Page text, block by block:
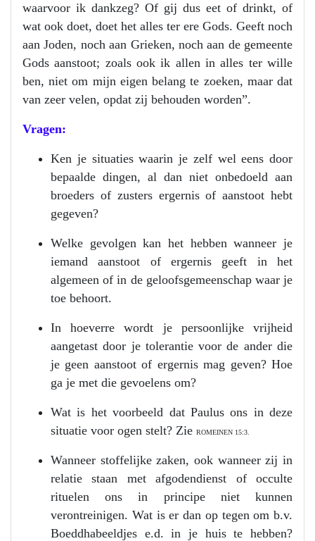
waarvoor ik dankzeg? Of gij dus eet of drinkt, of
wat ook doet, doet het alles ter ere Gods. Geeft noch
aan Joden, noch aan Grieken, noch aan de gemeente
Gods aanstoot; zoals ook ik allen in alles ter wille
ben, niet om mijn eigen belang te zoeken, maar dat
van zeer velen, opdat zij behouden worden”.
Vragen:
Ken je situaties waarin je zelf wel eens door
bepaalde dingen, al dan niet onbedoeld aan
broeders of zusters ergernis of aanstoot hebt
gegeven?
Welke gevolgen kan het hebben wanneer je
iemand aanstoot of ergernis geeft in het
algemeen of in de geloofsgemeenschap waar je
toe behoort.
In hoeverre wordt je persoonlijke vrijheid
aangetast door je tolerantie voor de ander die
je geen aanstoot of ergernis mag geven? Hoe
ga je met die gevoelens om?
Wat is het voorbeeld dat Paulus ons in deze
situatie voor ogen stelt? Zie ROMEINEN 15:3.
Wanneer stoffelijke zaken, ook wanneer zij in
relatie staan met afgodendienst of occulte
rituelen ons in principe niet kunnen
verontreinigen. Wat is er dan op tegen om b.v.
Boeddhabeeldjes e.d. in je huis te hebben?